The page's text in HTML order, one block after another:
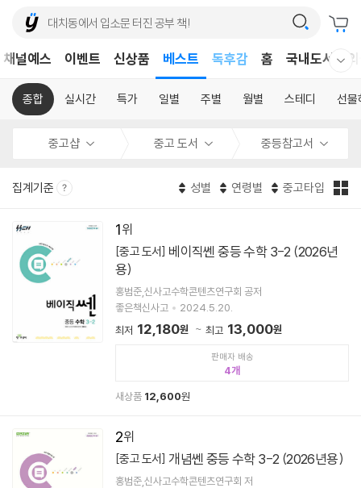
채널예스 이벤트 신상품 베스트
독후감
홈 국내도서
종합 실시간 특가 일별 주별 월별 스테디 선물
중고샵 중고 도서 중등참고서
집계기준 성별 연령별 중고타입
1
[중고 도서]
용)
홍범준,신사고수학콘텐츠연구회 공저
좋은책신사고
2024.5.20.
최저 12,180원 최고 13,000원
판매자 배송
4
새상품 12,600원
2
[중고 도서] 개념쎈 중등 수학 3-2 (2026년용)
홍범준,신사고수학콘텐츠연구회 저